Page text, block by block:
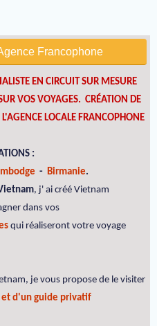
Francophone
EN CIRCUIT SUR MESURE
VOS VOYAGES. CRÉATION DE
LOCALE FRANCOPHONE
:
- Birmanie.
, j' ai créé Vietnam
dans vos
qui réaliseront votre voyage
je vous propose de le visiter
et d'un guide privatif